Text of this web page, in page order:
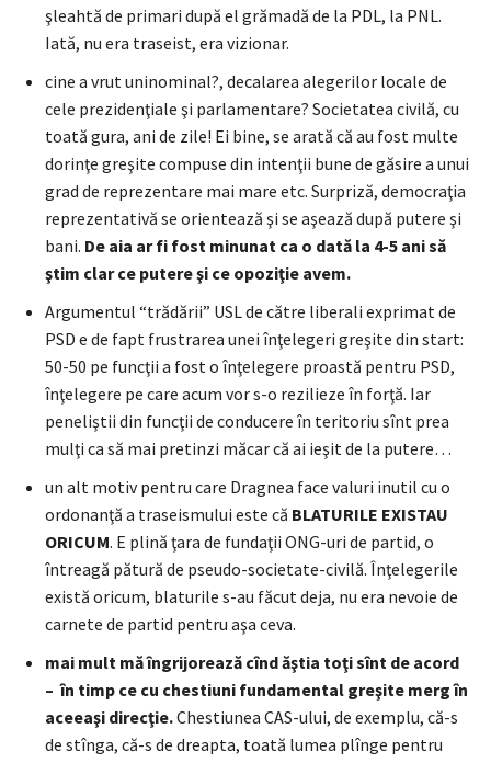
şleahtă de primari după el grămadă de la PDL, la PNL.
Iată, nu era traseist, era vizionar.
cine a vrut uninominal?, decalarea alegerilor locale de
cele prezidenţiale şi parlamentare? Societatea civilă, cu
toată gura, ani de zile! Ei bine, se arată că au fost multe
dorinţe greşite compuse din intenţii bune de găsire a unui
grad de reprezentare mai mare etc. Surpriză, democraţia
reprezentativă se orientează şi se aşează după putere şi
bani. De aia ar fi fost minunat ca o dată la 4-5 ani să
ştim clar ce putere şi ce opoziţie avem.
Argumentul “trădării” USL de către liberali exprimat de
PSD e de fapt frustrarea unei înţelegeri greşite din start:
50-50 pe funcţii a fost o înţelegere proastă pentru PSD,
înţelegere pe care acum vor s-o rezilieze în forţă. Iar
peneliştii din funcţii de conducere în teritoriu sînt prea
mulţi ca să mai pretinzi măcar că ai ieşit de la putere…
un alt motiv pentru care Dragnea face valuri inutil cu o
ordonanţă a traseismului este că BLATURILE EXISTAU
ORICUM. E plină ţara de fundaţii ONG-uri de partid, o
întreagă pătură de pseudo-societate-civilă. Înţelegerile
există oricum, blaturile s-au făcut deja, nu era nevoie de
carnete de partid pentru aşa ceva.
mai mult mă îngrijorează cînd ăştia toţi sînt de acord
– în timp ce cu chestiuni fundamental greşite merg în
aceeaşi direcţie.Chestiunea CAS-ului, de exemplu, că-s
de stînga, că-s de dreapta, toată lumea plînge pentru